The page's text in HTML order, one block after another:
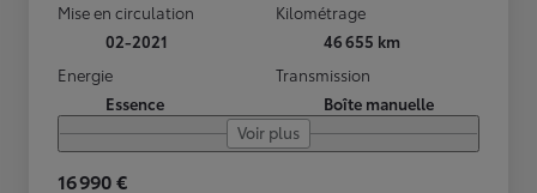
Mise en circulation
02-2021
Kilométrage
46 655 km
Energie
Essence
Transmission
Boîte manuelle
Voir plus
16 990 €